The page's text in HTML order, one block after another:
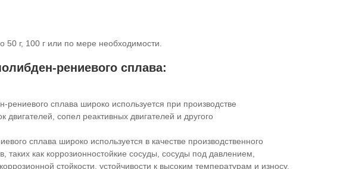
50 г, 100 г или по мере необходимости.
рениевого сплава:
сплава широко используется при производстве
двигателей, сопел реактивных двигателей и другого
сплава широко используется в качестве производственного
как коррозионностойкие сосуды, сосуды под давлением,
стойкости, устойчивости к высоким температурам и износу.